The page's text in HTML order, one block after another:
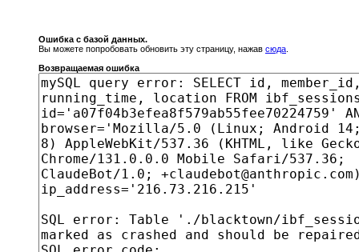
Ошибка с базой данных.
Вы можете попробовать обновить эту страницу, нажав сюда
Возвращаемая ошибка